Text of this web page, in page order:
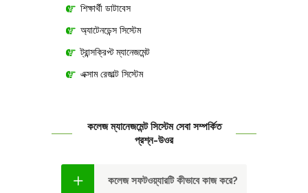
শিক্ষার্থী ডাটাবেস
অ্যাটেনডেন্স সিস্টেম
ট্রান্সক্রিপ্ট ম্যানেজমেন্ট
এক্সাম রেজাল্ট সিস্টেম
কলেজ ম্যানেজমেন্ট সিস্টেম সেবা সম্পর্কিত
প্রশ্ন-উওর
কলেজ সফটওয়্যারটি কীভাবে কাজ করে?